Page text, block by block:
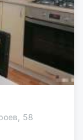
, 58